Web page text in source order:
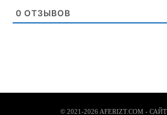
0 ОТЗЫВОВ
© 2021-2026 AFERIZT.COM -